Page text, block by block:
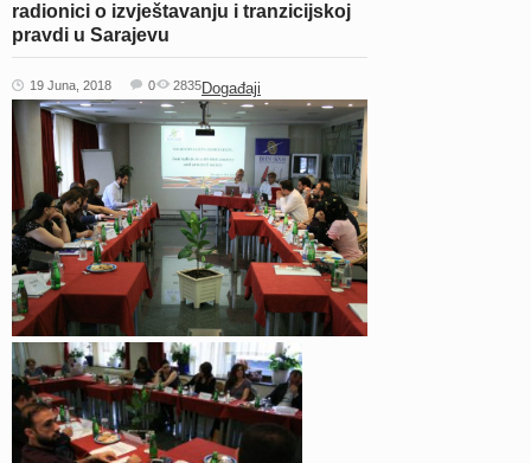
radionici o izvještavanju i tranzicijskoj
pravdi u Sarajevu
19 Juna, 2018 Događaji
0 2835